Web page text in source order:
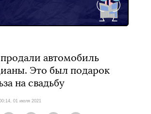
автомобиль
Это был подарок
на свадьбу
01 июля 2021